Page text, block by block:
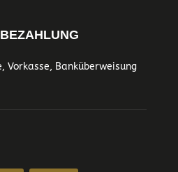
Vorkasse, Banküberweisung